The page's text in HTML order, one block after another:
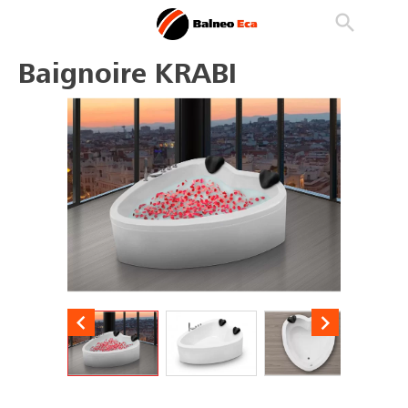
search
Baignoire KRABI
 